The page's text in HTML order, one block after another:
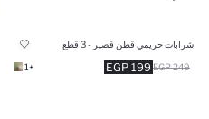
شرابات حريمي قطن قصير - 3 قطع
199 EGP 249 EGP
+1